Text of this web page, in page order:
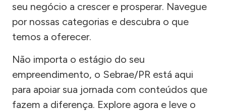
seu negócio a crescer e prosperar. Navegue
por nossas categorias e descubra o que
temos a oferecer.
Não importa o estágio do seu
empreendimento, o Sebrae/PR está aqui
para apoiar sua jornada com conteúdos que
fazem a diferença. Explore agora e leve o